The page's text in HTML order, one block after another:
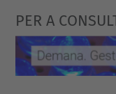
PER A